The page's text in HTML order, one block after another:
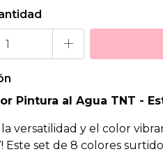
+
Pintura al Agua TNT -
la versatilidad y el color
! Este set de 8 colores